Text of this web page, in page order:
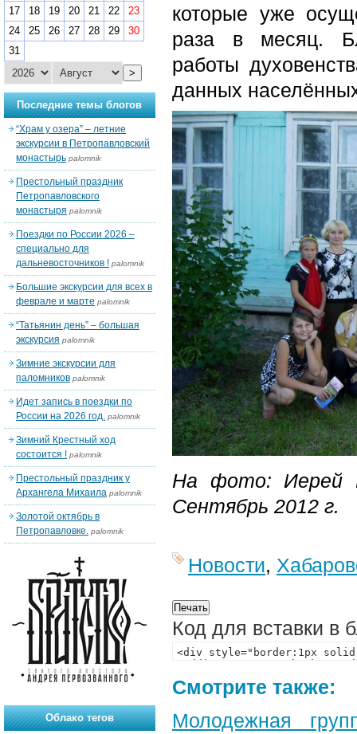
которые уже
раза в месяц.
работы
данных
На фото: Иерей
Сентябрь 2012 г.
Новости,
Код для вставки в
Смотрите также:
Молодежная
17
18 19 20 21 22
23
24
25 26 27 28 29
30
31
>
Последние темы блогов
“Храм у озера” – летние
экскурсии в Петропавловский
монастырь palomnik
Престольный праздник
Петропавловского
монастыря palomnik
Поездки по России 2026 –
специально для
дальневосточников ! palomnik
Большие экскурсии для всех в
феврале и марте palomnik
“Татьянин день” – большая
экскурсия palomnik
Зимние экскурсии для
паломников palomnik
Идет запись в поездки по
России на 2026 год. palomnik
Зимний Крестный ход
состоится ! palomnik
Престольный праздник у
Архангела Михаила palomnik
Золотой октябрь в
Петропавловке. palomnik
Облако тегов